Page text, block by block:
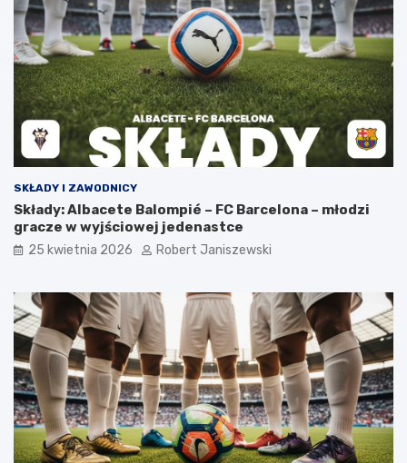
SKŁADY I ZAWODNICY
Składy: Albacete Balompié – FC Barcelona – młodzi
gracze w wyjściowej jedenastce
25 kwietnia 2026 Robert Janiszewski